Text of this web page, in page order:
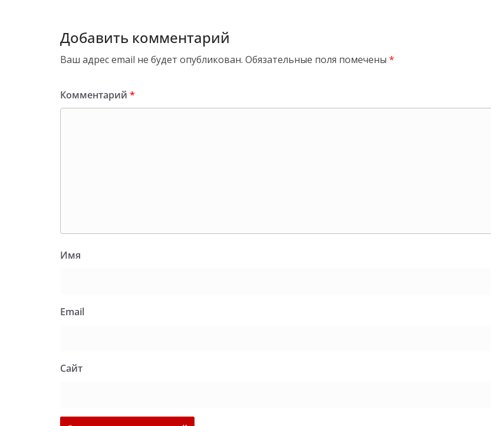
Добавить комментарий
Ваш адрес email не будет опубликован. Обязательные поля помечены *
Комментарий *
Имя
Email
Сайт